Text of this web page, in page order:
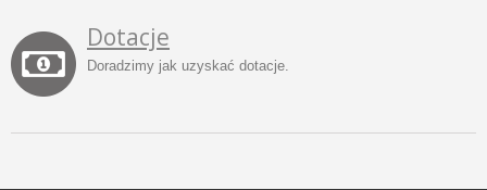
Dotacje
Doradzimy jak uzyskać dotacje.